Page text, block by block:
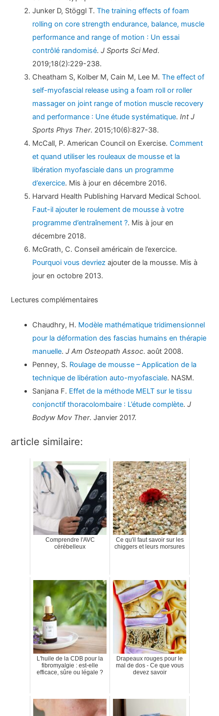
Junker D, Stöggl T.The training effects of foam
rolling on core strength endurance, balance, muscle
performance and range of motion : Un essai
contrôlé randomisé.J Sports Sci Med.
2019;18(2):229-238.
Cheatham S, Kolber M, Cain M, Lee M.The effect of
self-myofascial release using a foam roll or roller
massager on joint range of motion muscle recovery
and performance : Une étude systématique.Int J
Sports Phys Ther. 2015;10(6):827-38.
McCall, P. American Council on Exercise.Comment
et quand utiliser les rouleaux de mousse et la
libération myofasciale dans un programme
d’exercice. Mis à jour en décembre 2016.
Harvard Health Publishing Harvard Medical School.
Faut-il ajouter le roulement de mousse à votre
programme d’entraînement ?. Mis à jour en
décembre 2018.
McGrath, C. Conseil américain de l’exercice.
Pourquoi vous devriez ajouter de la mousse. Mis à
jour en octobre 2013.
Lectures complémentaires
Chaudhry, H. Modèle mathématique tridimensionnel
pour la déformation des fascias humains en thérapie
manuelle.J Am Osteopath Assoc. août 2008.
Penney, S. Roulage de mousse – Application de la
technique de libération auto-myofasciale. NASM.
Sanjana F. Effet de la méthode MELT sur le tissu
conjonctif thoracolombaire : L’étude complète.J
Bodyw Mov Ther. Janvier 2017.
article similaire:
Comprendre l'AVC
cérébelleux
Ce qu'il faut savoir sur les
chiggers et leurs morsures
L'huile de la CDB pour la
fibromyalgie : est-elle
efficace, sûre ou légale ?
Drapeaux rouges pour le
mal de dos - Ce que vous
devez savoir